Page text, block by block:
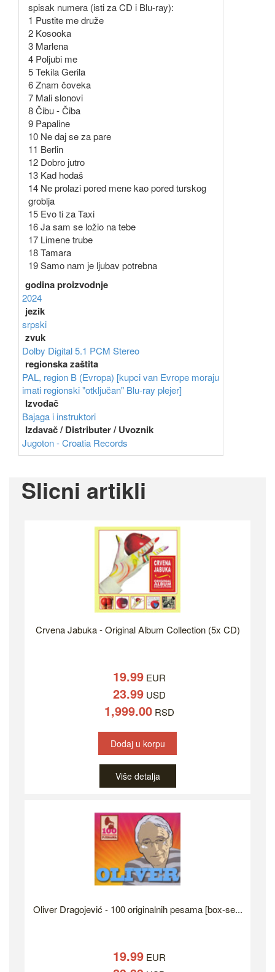
spisak numera (isti za CD i Blu-ray):
1 Pustite me druže
2 Kosooka
3 Marlena
4 Poljubi me
5 Tekila Gerila
6 Znam čoveka
7 Mali slonovi
8 Čibu - Čiba
9 Papaline
10 Ne daj se za pare
11 Berlin
12 Dobro jutro
13 Kad hodaš
14 Ne prolazi pored mene kao pored turskog
groblja
15 Evo ti za Taxi
16 Ja sam se ložio na tebe
17 Limene trube
18 Tamara
19 Samo nam je ljubav potrebna
godina proizvodnje
2024
jezik
srpski
zvuk
Dolby Digital 5.1 PCM Stereo
regionska zaštita
PAL, region B (Evropa) [kupci van Evrope moraju
imati regionski "otključan" Blu-ray plejer]
Izvođač
Bajaga i instruktori
Izdavač / Distributer / Uvoznik
Jugoton - Croatia Records
Slicni artikli
Crvena Jabuka - Original Album Collection (5x CD)
19.99EUR
23.99USD
1,999.00RSD
Dodaj u korpu
Više detalja
Oliver Dragojević - 100 originalnih pesama [box-se...
19.99EUR